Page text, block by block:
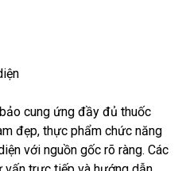
cung ứng đầy đủ thuốc
đẹp, thực phẩm chức năng
với nguồn gốc rõ ràng. Các